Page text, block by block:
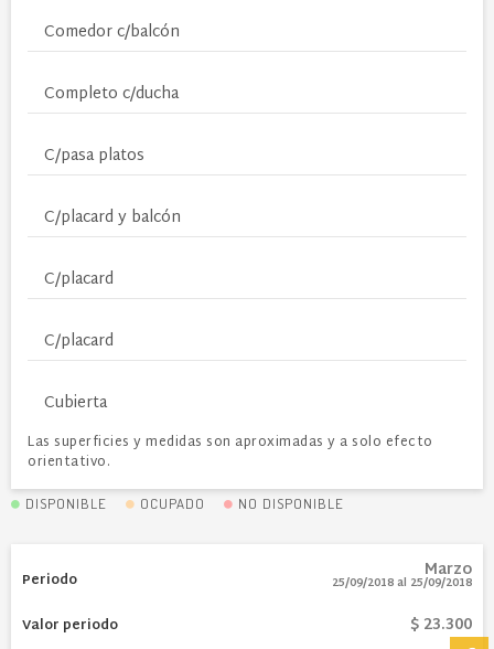
Comedor c/balcón
Completo c/ducha
C/pasa platos
C/placard y balcón
C/placard
C/placard
Cubierta
Las superficies y medidas son aproximadas y a solo efecto
orientativo.
DISPONIBLE OCUPADO NO DISPONIBLE
Marzo
25/09/2018al 25/09/2018
$ 23.300